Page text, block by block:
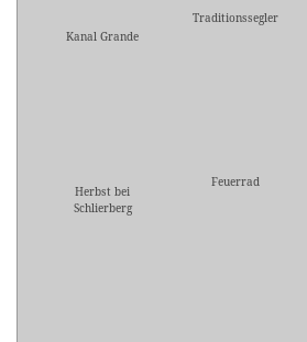
Kanal Grande
Traditionssegler
Herbst bei
Schlierberg
Feuerrad